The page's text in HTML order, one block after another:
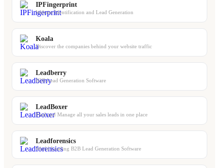
IPFingerprint
Website Identification and Lead Generation
Koala
Discover the companies behind your website traffic
Leadberry
B2B Lead Generation Software
LeadBoxer
Find and Manage all your sales leads in one place
Leadforensics
World Leading B2B Lead Generation Software